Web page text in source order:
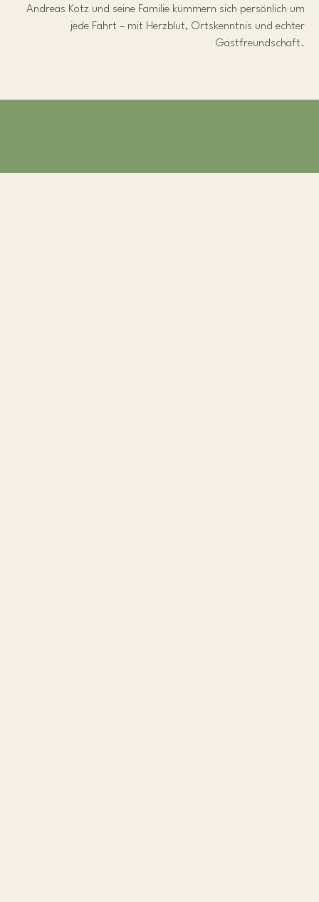
Andreas Kotz und seine Familie kümmern sich persönlich um
jede Fahrt – mit Herzblut, Ortskenntnis und echter
Gastfreundschaft.